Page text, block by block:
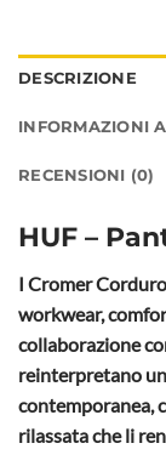
DESCRIZIONE
INFORMAZIONI
RECENSIONI (0)
HUF –
I Cromer
workwear,
collaborazione
reinterpretano
contemporanea,
rilassata che li